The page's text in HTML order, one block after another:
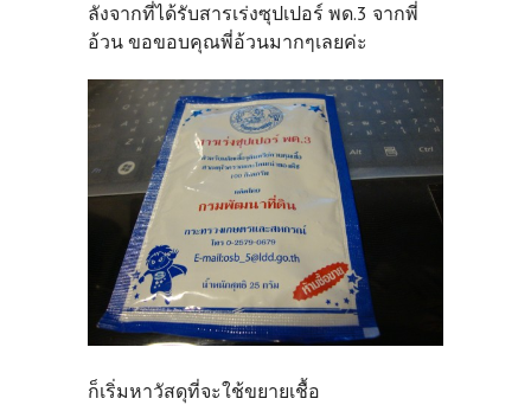
ลังจากที่ได้รับสารเร่งซุปเปอร์ พด.3 จากพี่
อ้วน ขอขอบคุณพี่อ้วนมากๆเลยค่ะ
ก็เริ่มหาวัสดุที่จะใช้ขยายเชื้อ